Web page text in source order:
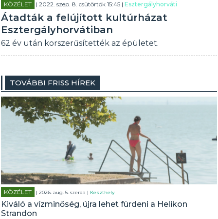
KÖZÉLET | 2022. szep. 8. csütörtök 15:45 |Esztergályhorváti
Átadták a felújított kultúrházat
Esztergályhorvátiban
62 év után korszerűsítették az épületet.
TOVÁBBI FRISS HÍREK
KÖZÉLET | 2026. aug. 5. szerda | Keszthely
Kiváló a vízminőség, újra lehet fürdeni a Helikon
Strandon